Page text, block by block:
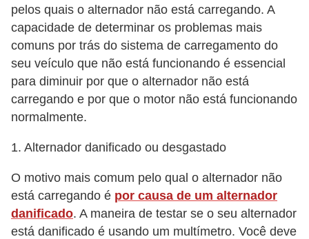
pelos quais o alternador não está carregando. A
capacidade de determinar os problemas mais
comuns por trás do sistema de carregamento do
seu veículo que não está funcionando é essencial
para diminuir por que o alternador não está
carregando e por que o motor não está funcionando
normalmente.
1. Alternador danificado ou desgastado
O motivo mais comum pelo qual o alternador não
está carregando é por causa de um alternador
danificado. A maneira de testar se o seu alternador
está danificado é usando um multímetro. Você deve